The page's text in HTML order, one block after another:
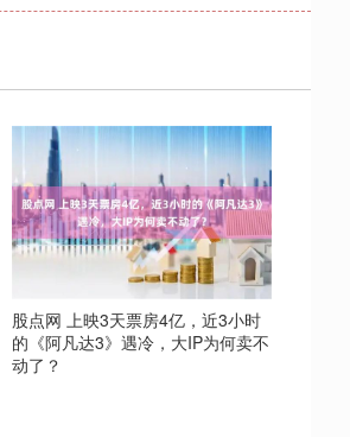
股点网 上映3天票房4亿，近3小时
的《阿凡达3》遇冷，大IP为何卖不
动了？